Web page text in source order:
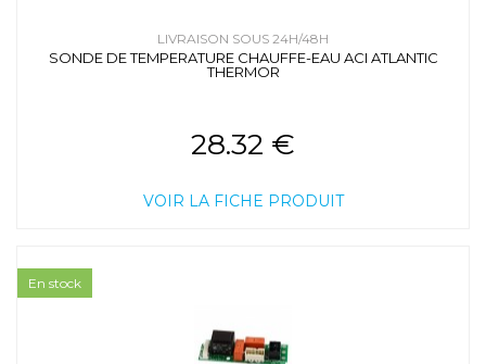
LIVRAISON SOUS 24H/48H
SONDE DE TEMPERATURE CHAUFFE-EAU ACI ATLANTIC
THERMOR
28.32 €
VOIR LA FICHE PRODUIT
En stock